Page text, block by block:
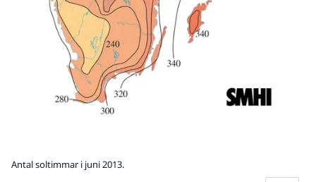
Antal soltimmar i juni 2013.